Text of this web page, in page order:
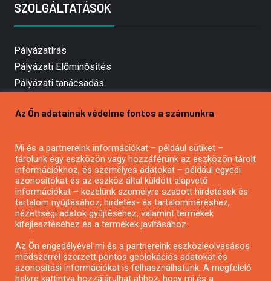
SZOLGÁLTATÁSOK
Pályázatírás
Pályázati Előminősítés
Pályázati tanácsadás
Mezőgazdasági pályázatírás
Pályázatírás civil szervezeteknek
Pályázatírás önkormányzatoknak
Pályázatfigyelés
Specifikus pályázatfigyelés vagy hírlevél
Az Ön adatainak védelme fontos a számunkra
Mi és a partnereink információkat – például sütiket –
tárolunk egy eszközön vagy hozzáférünk az eszközön tárolt
információkhoz, és személyes adatokat – például egyedi
azonosítókat és az eszköz által küldött alapvető
információkat – kezelünk személyre szabott hirdetések és
tartalom nyújtásához, hirdetés- és tartalomméréshez,
nézettségi adatok gyűjtéséhez, valamint termékek
kifejlesztéséhez és a termékek javításához.
Az Ön engedélyével mi és a partnereink eszközleolvasásos
módszerrel szerzett pontos geolokációs adatokat és
azonosítási információkat is felhasználhatunk. A megfelelő
helyre kattintva hozzájárulhat ahhoz, hogy mi és a